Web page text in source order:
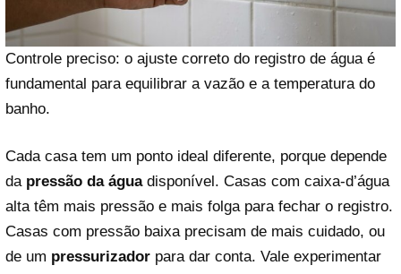
Controle preciso: o ajuste correto do registro de água é
fundamental para equilibrar a vazão e a temperatura do
banho.
Cada casa tem um ponto ideal diferente, porque depende
da pressão da águadisponível. Casas com caixa-d’água
alta têm mais pressão e mais folga para fechar o registro.
Casas com pressão baixa precisam de mais cuidado, ou
de um pressurizador para dar conta. Vale experimentar